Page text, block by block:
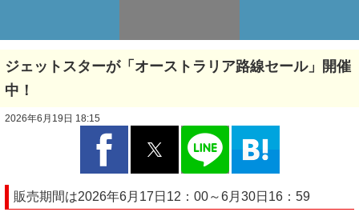
ジェットスターが「オーストラリア路線セール」開催
中！
2026年6月19日 18:15
販売期間は2026年6月17日12：00～6月30日16：59